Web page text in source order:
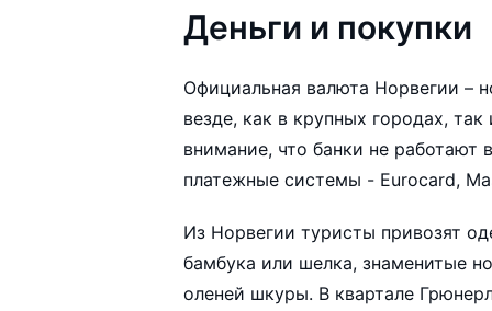
Деньги и покупки
Официальная валюта Норвегии –
везде, как в крупных городах,
внимание, что банки не работают
платежные системы - Eurocard,
Из Норвегии туристы привозят
бамбука или шелка, знаменитые
оленей шкуры. В квартале